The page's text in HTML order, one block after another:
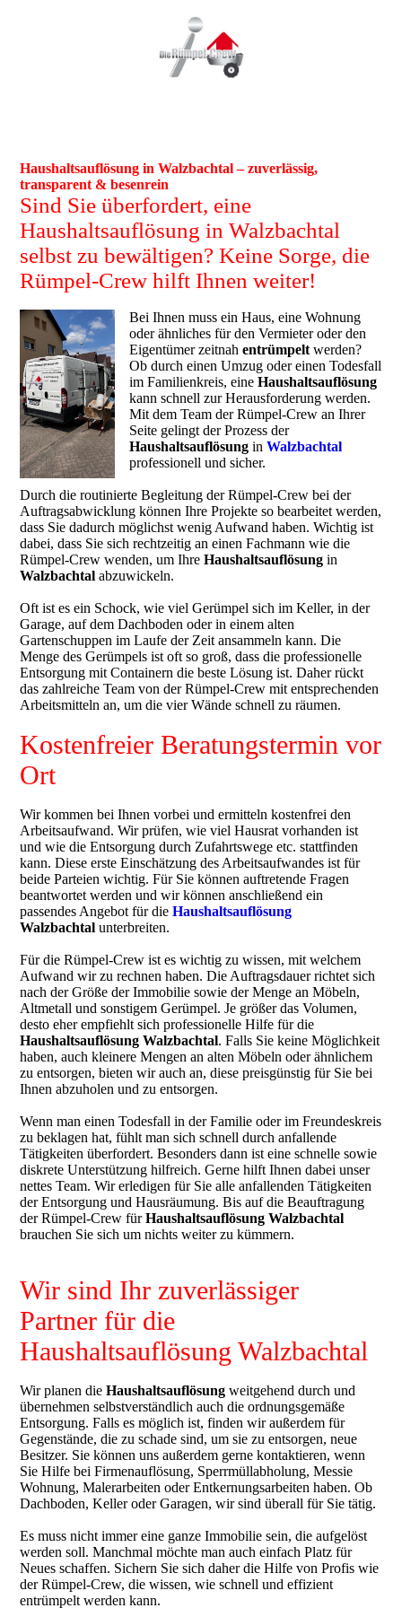
Haushaltsauflösung in Walzbachtal – zuverlässig,
transparent & besenrein
Sind Sie überfordert, eine
Haushaltsauflösung in Walzbachtal
selbst zu bewältigen? Keine Sorge, die
Rümpel-Crew hilft Ihnen weiter!
Bei Ihnen muss ein Haus, eine Wohnung
oder ähnliches für den Vermieter oder den
Eigentümer zeitnahentrümpelt werden?
Ob durch einen Umzug oder einen Todesfall
im Familienkreis, eineHaushaltsauflösung
kann schnell zur Herausforderung werden.
Mit dem Team der Rümpel-Crew an Ihrer
Seite gelingt der Prozess der
Haushaltsauflösung inWalzbachtal
professionell und sicher.
Durch die routinierte Begleitung der Rümpel-Crew bei der
Auftragsabwicklung können Ihre Projekte so bearbeitet werden,
dass Sie dadurch möglichst wenig Aufwand haben. Wichtig ist
dabei, dass Sie sich rechtzeitig an einen Fachmann wie die
Rümpel-Crew wenden, um IhreHaushaltsauflösung in
Walzbachtalabzuwickeln.
Oft ist es ein Schock, wie viel Gerümpel sich im Keller, in der
Garage, auf dem Dachboden oder in einem alten
Gartenschuppen im Laufe der Zeit ansammeln kann. Die
Menge des Gerümpels ist oft so groß, dass die professionelle
Entsorgung mit Containern die beste Lösung ist. Daher rückt
das zahlreiche Team von der Rümpel-Crew mit entsprechenden
Arbeitsmitteln an, um die vier Wände schnell zu räumen.
Kostenfreier Beratungstermin vor
Ort
Wir kommen bei Ihnen vorbei und ermitteln kostenfrei den
Arbeitsaufwand. Wir prüfen, wie viel Hausrat vorhanden ist
und wie die Entsorgung durch Zufahrtswege etc. stattfinden
kann. Diese erste Einschätzung des Arbeitsaufwandes ist für
beide Parteien wichtig. Für Sie können auftretende Fragen
beantwortet werden und wir können anschließend ein
passendes Angebot für dieHaushaltsauflösung
Walzbachtalunterbreiten.
Für die Rümpel-Crew ist es wichtig zu wissen, mit welchem
Aufwand wir zu rechnen haben. Die Auftragsdauer richtet sich
nach der Größe der Immobilie sowie der Menge an Möbeln,
Altmetall und sonstigem Gerümpel. Je größer das Volumen,
desto eher empfiehlt sich professionelle Hilfe für die
Haushaltsauflösung Walzbachtal. Falls Sie keine Möglichkeit
haben, auch kleinere Mengen an alten Möbeln oder ähnlichem
zu entsorgen, bieten wir auch an, diese preisgünstig für Sie bei
Ihnen abzuholen und zu entsorgen.
Wenn man einen Todesfall in der Familie oder im Freundeskreis
zu beklagen hat, fühlt man sich schnell durch anfallende
Tätigkeiten überfordert. Besonders dann ist eine schnelle sowie
diskrete Unterstützung hilfreich. Gerne hilft Ihnen dabei unser
nettes Team. Wir erledigen für Sie alle anfallenden Tätigkeiten
der Entsorgung und Hausräumung. Bis auf die Beauftragung
der Rümpel-Crew fürHaushaltsauflösung Walzbachtal
brauchen Sie sich um nichts weiter zu kümmern.
Wir sind Ihr zuverlässiger
Partner für die
Haushaltsauflösung Walzbachtal
Wir planen dieHaushaltsauflösung weitgehend durch und
übernehmen selbstverständlich auch die ordnungsgemäße
Entsorgung. Falls es möglich ist, finden wir außerdem für
Gegenstände, die zu schade sind, um sie zu entsorgen, neue
Besitzer. Sie können uns außerdem gerne kontaktieren, wenn
Sie Hilfe bei Firmenauflösung, Sperrmüllabholung, Messie
Wohnung, Malerarbeiten oder Entkernungsarbeiten haben. Ob
Dachboden, Keller oder Garagen, wir sind überall für Sie tätig.
Es muss nicht immer eine ganze Immobilie sein, die aufgelöst
werden soll. Manchmal möchte man auch einfach Platz für
Neues schaffen. Sichern Sie sich daher die Hilfe von Profis wie
der Rümpel-Crew, die wissen, wie schnell und effizient
entrümpelt werden kann.